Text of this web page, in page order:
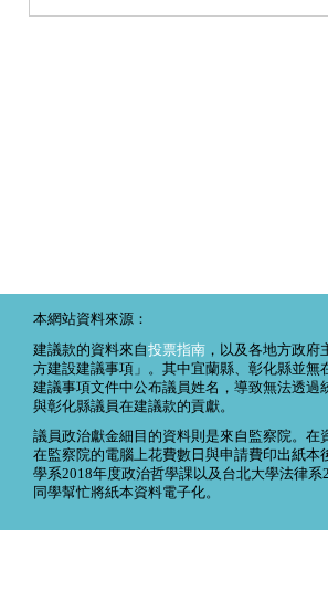
本網站資料來源：
建議款的資料來自投票指南 ，以及各地方政
方建設建議事項」。其中宜蘭縣、彰化縣並無
建議事項文件中公布議員姓名，導致無法透過
與彰化縣議員在建議款的貢獻。
議員政治獻金細目的資料則是來自監察院。在
在監察院的電腦上花費數日與申請費印出紙本
學系2018年度政治哲學課以及台北大學法律系
同學幫忙將紙本資料電子化。